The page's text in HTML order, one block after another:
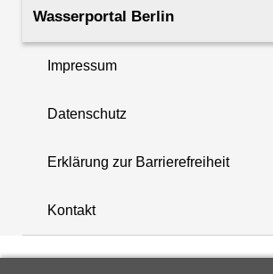
+
−
Wasserportal Berlin
Impressum
Datenschutz
Erklärung zur Barrierefreiheit
Kontakt